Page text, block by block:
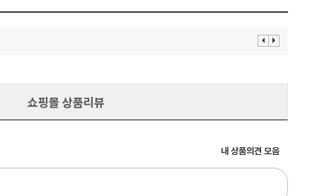
이 다
쇼핑몰 상품리뷰
내 상품의견 모음